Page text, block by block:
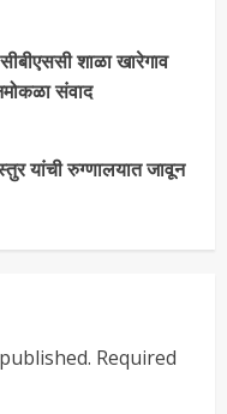
शाळा खारेगाव
संवाद
यांची रुग्णालयात जावून
Required